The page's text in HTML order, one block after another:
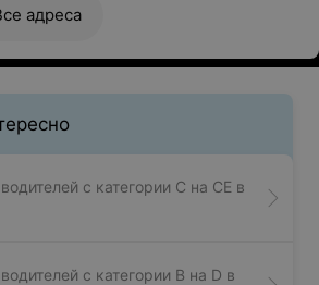
адреса
с категории C на СE в
с категории В на D в